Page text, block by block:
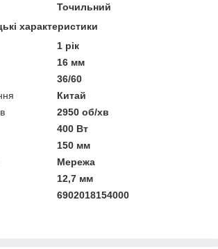
Точильний
характеристики
1 рік
16 мм
36/60
Китай
2950 об/хв
400 Вт
150 мм
Мережа
12,7 мм
6902018154000